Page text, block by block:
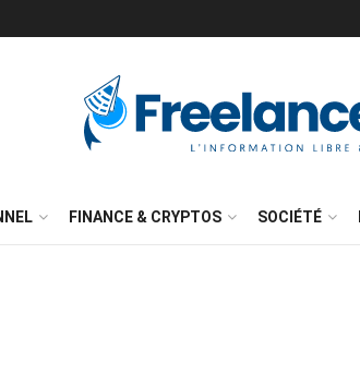
FINANCE & CRYPTOS SOCIÉTÉ